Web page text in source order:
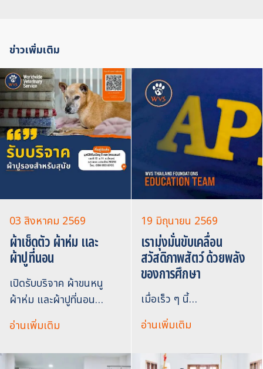
ข่าวเพิ่มเติม
03 สิงหาคม 2569
ผ้าเช็ดตัว ผ้าห่ม และ
ผ้าปูที่นอน
เปิดรับบริจาค ผ้าขนหนู
ผ้าห่ม และผ้าปูที่นอน…
อ่านเพิ่มเติม
19 มิถุนายน 2569
เรามุ่งมั่นขับเคลื่อน
สวัสดิภาพสัตว์ ด้วยพลัง
ของการศึกษา
เมื่อเร็ว ๆ นี้…
อ่านเพิ่มเติม